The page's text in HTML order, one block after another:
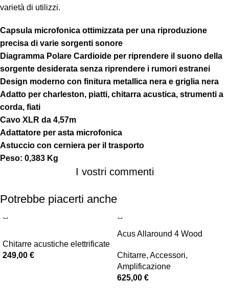
varietà di utilizzi.
Capsula microfonica ottimizzata per una riproduzione
precisa di varie sorgenti sonore
Diagramma Polare Cardioide per riprendere il suono della
sorgente desiderata senza riprendere i rumori estranei
Design moderno con finitura metallica nera e griglia nera
Adatto per charleston, piatti, chitarra acustica, strumenti a
corda, fiati
Cavo XLR da 4,57m
Adattatore per asta microfonica
Astuccio con cerniera per il trasporto
Peso: 0,383 Kg
I vostri commenti
Potrebbe piacerti anche
Chitarre acustiche elettrificate
249,00 €
Acus Allaround 4 Wood
Chitarre, Accessori,
Amplificazione
625,00 €